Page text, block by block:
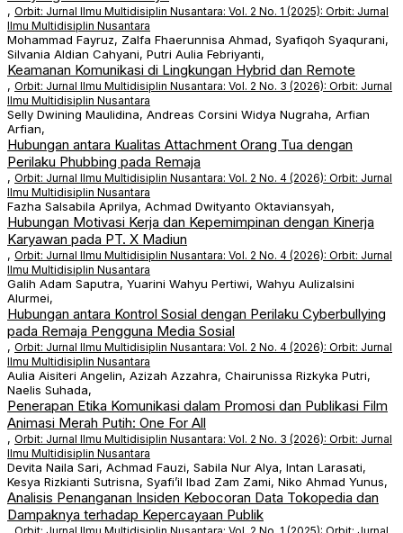
, Orbit: Jurnal Ilmu Multidisiplin Nusantara: Vol. 2 No. 1 (2025): Orbit: Jurnal
Ilmu Multidisiplin Nusantara
Mohammad Fayruz, Zalfa Fhaerunnisa Ahmad, Syafiqoh Syaqurani,
Silvania Aldian Cahyani, Putri Aulia Febriyanti,
Keamanan Komunikasi di Lingkungan Hybrid dan Remote
, Orbit: Jurnal Ilmu Multidisiplin Nusantara: Vol. 2 No. 3 (2026): Orbit: Jurnal
Ilmu Multidisiplin Nusantara
Selly Dwining Maulidina, Andreas Corsini Widya Nugraha, Arfian
Arfian,
Hubungan antara Kualitas Attachment Orang Tua dengan
Perilaku Phubbing pada Remaja
, Orbit: Jurnal Ilmu Multidisiplin Nusantara: Vol. 2 No. 4 (2026): Orbit: Jurnal
Ilmu Multidisiplin Nusantara
Fazha Salsabila Aprilya, Achmad Dwityanto Oktaviansyah,
Hubungan Motivasi Kerja dan Kepemimpinan dengan Kinerja
Karyawan pada PT. X Madiun
, Orbit: Jurnal Ilmu Multidisiplin Nusantara: Vol. 2 No. 4 (2026): Orbit: Jurnal
Ilmu Multidisiplin Nusantara
Galih Adam Saputra, Yuarini Wahyu Pertiwi, Wahyu Aulizalsini
Alurmei,
Hubungan antara Kontrol Sosial dengan Perilaku Cyberbullying
pada Remaja Pengguna Media Sosial
, Orbit: Jurnal Ilmu Multidisiplin Nusantara: Vol. 2 No. 4 (2026): Orbit: Jurnal
Ilmu Multidisiplin Nusantara
Aulia Aisiteri Angelin, Azizah Azzahra, Chairunissa Rizkyka Putri,
Naelis Suhada,
Penerapan Etika Komunikasi dalam Promosi dan Publikasi Film
Animasi Merah Putih: One For All
, Orbit: Jurnal Ilmu Multidisiplin Nusantara: Vol. 2 No. 3 (2026): Orbit: Jurnal
Ilmu Multidisiplin Nusantara
Devita Naila Sari, Achmad Fauzi, Sabila Nur Alya, Intan Larasati,
Kesya Rizkianti Sutrisna, Syafi’il Ibad Zam Zami, Niko Ahmad Yunus,
Analisis Penanganan Insiden Kebocoran Data Tokopedia dan
Dampaknya terhadap Kepercayaan Publik